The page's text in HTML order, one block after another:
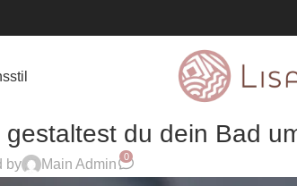
du dein Bad
by Main Admin
0